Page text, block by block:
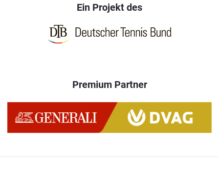
Ein Projekt des
Premium Partner